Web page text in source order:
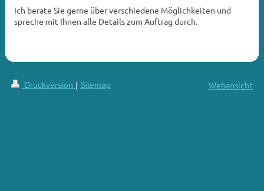
Ich berate Sie gerne über verschiedene Möglichkeiten und
spreche mit Ihnen alle Details zum Auftrag durch.
Druckversion | Sitemap Webansicht